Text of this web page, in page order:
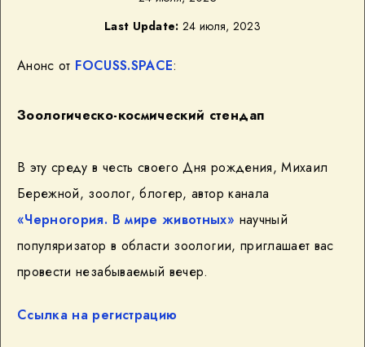
Last Update: 24 июля, 2023
Анонс от FOCUSS.SPACE:
Зоологическо-космический стендап
В эту среду в честь своего Дня рождения, Михаил
Бережной, зоолог, блогер, автор канала
«Черногория. В мире животных» научный
популяризатор в области зоологии, приглашает вас
провести незабываемый вечер.
Ссылка на регистрацию